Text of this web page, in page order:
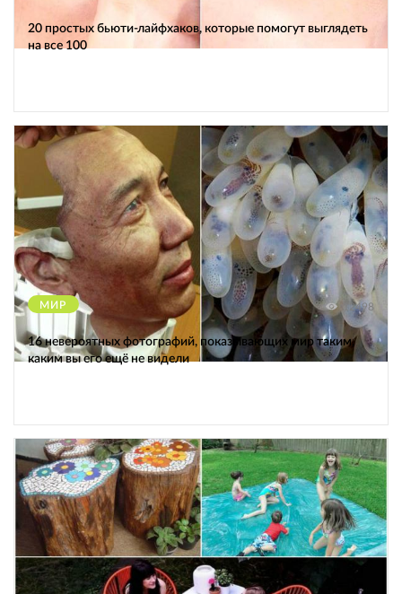
20 простых бьюти-лайфхаков, которые помогут выглядеть
на все 100
МИР 12498
16 невероятных фотографий, показывающих мир таким,
каким вы его ещё не видели